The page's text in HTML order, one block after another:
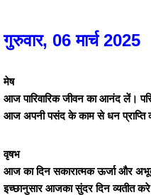
गुरुवार, 06 मार्च 2025
मेष
आज पारिवारिक जीवन का आनंद लें।
आज अपनी पसंद के काम से धन प्राप्ति
वृषभ
आज का दिन सकारात्मक ऊर्जा और
इच्छानुसार आजका सुंदर दिन व्यतीत